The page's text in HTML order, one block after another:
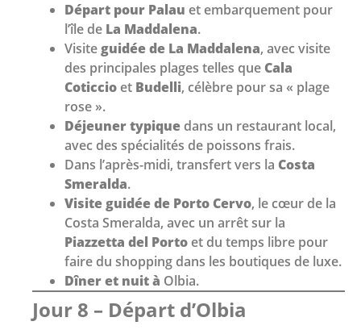
Départ pour Palau et embarquement pour
l’île de La Maddalena.
Visite guidée de La Maddalena, avec visite
des principales plages telles que Cala
Coticcioet Budelli, célèbre pour sa « plage
rose ».
Déjeuner typique dans un restaurant local,
avec des spécialités de poissons frais.
Dans l’après-midi, transfert vers la Costa
Smeralda.
Visite guidée de Porto Cervo, le cœur de la
Costa Smeralda, avec un arrêt sur la
Piazzetta del Portoet du temps libre pour
faire du shopping dans les boutiques de luxe.
Dîner et nuit à Olbia.
Jour 8 – Départ d’Olbia